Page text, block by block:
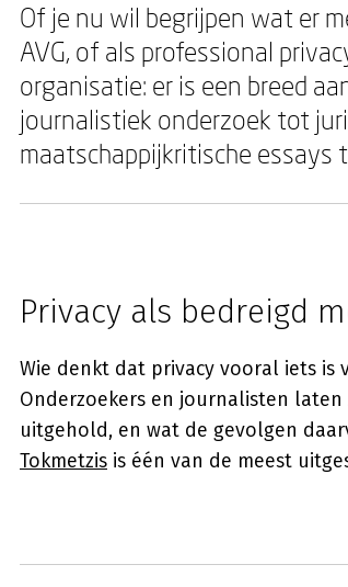
Of je nu wil begrijpen wat er
AVG, of als professional
organisatie: er is een breed
journalistiek onderzoek tot
maatschappijkritische essays
Privacy als bedreigd
Wie denkt dat privacy vooral iets is
Onderzoekers en journalisten
uitgehold, en wat de gevolgen
Tokmetzis is één van de meest